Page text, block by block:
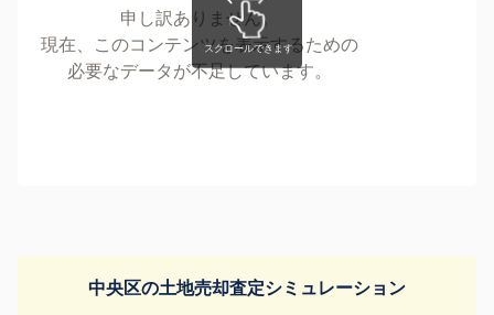
申し訳ありません。
現在、このコンテンツを表示するための
必要なデータが不足しています。
中央区の土地売却査定シミュレーション